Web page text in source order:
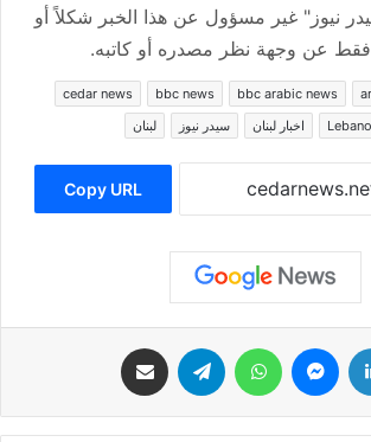
نيوز" غير مسؤول عن هذا الخبر شكلاً أو
فقط عن وجهة نظر مصدره أو كاتبه.
bbc arabic news
bbc news
cedar news
اخبار لبنان سيدر نيوز لبنان
Copy URL
لينكدإن ماسنجر واتساب تيلقرام